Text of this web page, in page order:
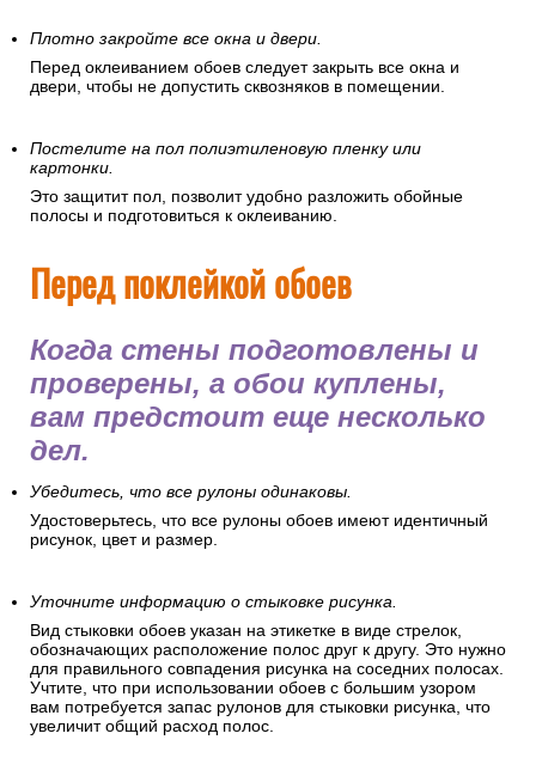
Плотно закройте все окна и двери.
Перед оклеиванием обоев следует закрыть все окна и
двери, чтобы не допустить сквозняков в помещении.
Постелите на пол полиэтиленовую пленку или
картонки.
Это защитит пол, позволит удобно разложить обойные
полосы и подготовиться к оклеиванию.
Перед поклейкой обоев
Когда стены подготовлены и
проверены, а обои куплены,
вам предстоит еще несколько
дел.
Убедитесь, что все рулоны одинаковы.
Удостоверьтесь, что все рулоны обоев имеют идентичный
рисунок, цвет и размер.
Уточните информацию о стыковке рисунка.
Вид стыковки обоев указан на этикетке в виде стрелок,
обозначающих расположение полос друг к другу. Это нужно
для правильного совпадения рисунка на соседних полосах.
Учтите, что при использовании обоев с большим узором
вам потребуется запас рулонов для стыковки рисунка, что
увеличит общий расход полос.